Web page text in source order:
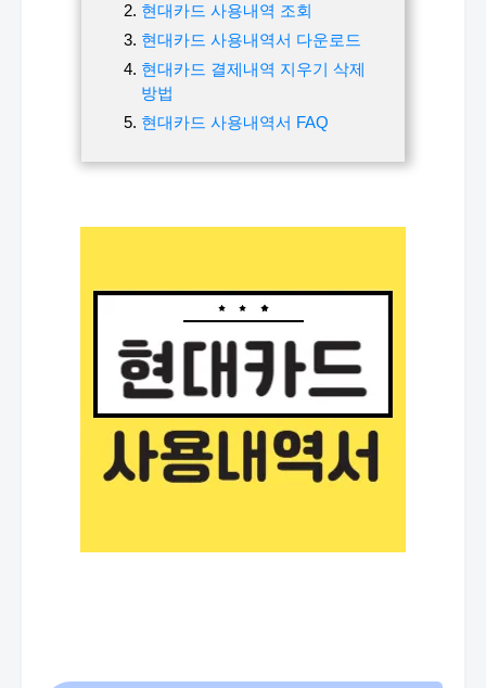
현대카드 사용내역 조회
현대카드 사용내역서 다운로드
현대카드 결제내역 지우기 삭제
방법
현대카드 사용내역서 FAQ